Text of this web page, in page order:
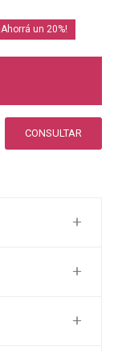
20
CONSULTAR